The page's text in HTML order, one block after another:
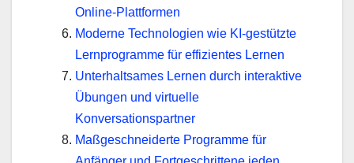
Online-Plattformen
Moderne Technologien wie KI-gestützte
Lernprogramme für effizientes Lernen
Unterhaltsames Lernen durch interaktive
Übungen und virtuelle
Konversationspartner
Maßgeschneiderte Programme für